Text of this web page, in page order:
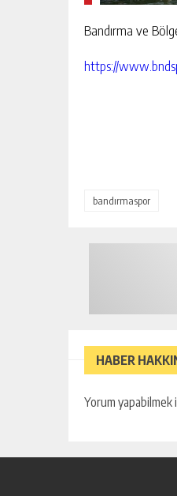
Bandırma ve
https://
bandırmaspor
HABER
Yorum yapabilmek